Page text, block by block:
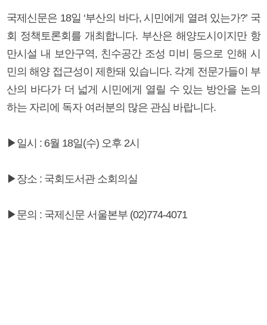
국제신문은 18일 ‘부산의 바다, 시민에게 열려 있는가?’ 국
회 정책토론회를 개최합니다. 부산은 해양도시이지만 항
만시설 내 보안구역, 친수공간 조성 미비 등으로 인해 시
민의 해양 접근성이 제한돼 있습니다. 각계 전문가들이 부
산의 바다가 더 넓게 시민에게 열릴 수 있는 방안을 논의
하는 자리에 독자 여러분의 많은 관심 바랍니다.
▶일시 : 6월 18일(수) 오후 2시
▶장소 : 국회도서관 소회의실
▶문의 : 국제신문 서울본부 (02)774-4071